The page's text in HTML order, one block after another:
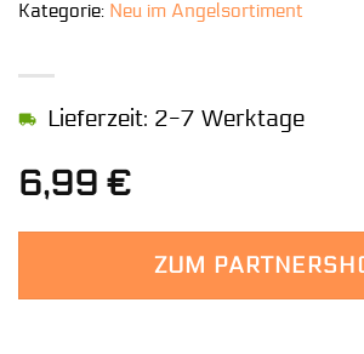
6,99 €
Lieferzeit: 2-7 Werktage
ZUM
Kategorie: Neu im Angelsortiment